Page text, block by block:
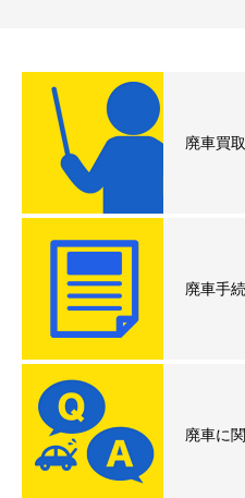
廃車買
廃車手
廃車に